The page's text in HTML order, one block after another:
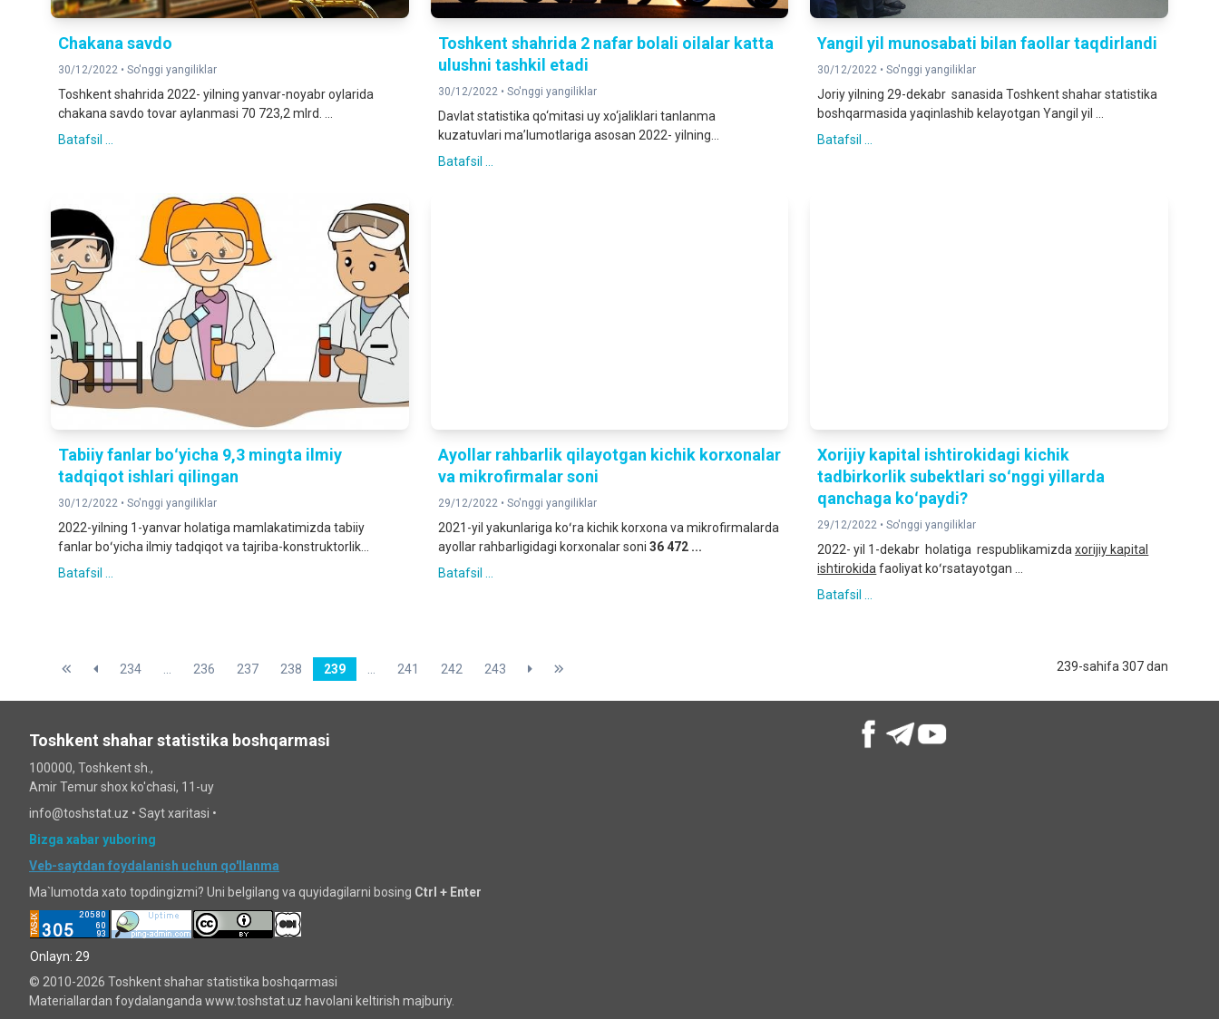
Chakana savdo
30/12/2022 • So'nggi yangiliklar
Toshkent shahrida 2022- yilning yanvar-noyabr oylarida
chakana savdo tovar aylanmasi 70 723,2 mlrd. ...
Batafsil ...
Toshkent shahrida 2 nafar bolali oilalar katta
ulushni tashkil etadi
30/12/2022 • So'nggi yangiliklar
Davlat statistika qo‘mitasi uy xo‘jaliklari tanlanma
kuzatuvlari ma’lumotlariga asosan 2022- yilning...
Batafsil ...
Yangil yil munosabati bilan faollar taqdirlandi
30/12/2022 •So'nggi yangiliklar
Joriy yilning 29-dekabr sanasida Toshkent shahar statistika
boshqarmasida yaqinlashib kelayotgan Yangil yil ...
Batafsil ...
Tabiiy fanlar boʻyicha 9,3 mingta ilmiy
tadqiqot ishlari qilingan
30/12/2022 • So'nggi yangiliklar
2022-yilning 1-yanvar holatiga mamlakatimizda tabiiy
fanlar boʻyicha ilmiy tadqiqot va tajriba-konstruktorlik...
Batafsil ...
Ayollar rahbarlik qilayotgan kichik korxonalar
va mikrofirmalar soni
29/12/2022 • So'nggi yangiliklar
2021-yil yakunlariga koʻra kichik korxona va mikrofirmalarda
ayollar rahbarligidagi korxonalar soni 36 472 ...
Batafsil ...
Xorijiy kapital ishtirokidagi kichik
tadbirkorlik subektlari soʻnggi yillarda
qanchaga koʻpaydi?
29/12/2022 •So'nggi yangiliklar
2022- yil 1-dekabr holatiga respublikamizdaxorijiy kapital
ishtirokida faoliyat koʻrsatayotgan ...
Batafsil ...
239-sahifa 307 dan
234 236 237 238 239 241 242 243
Toshkent shahar statistika boshqarmasi
100000, Toshkent sh.,
Amir Temur shox ko'chasi, 11-uy
info@toshstat.uz • Sayt xaritasi •
Bizga xabar yuboring
Veb-saytdan foydalanish uchun qo'llanma
Ma`lumotda xato topdingizmi? Uni belgilang va quyidagilarni bosing Ctrl + Enter
Onlayn: 29
© 2010-2026 Toshkent shahar statistika boshqarmasi
Materiallardan foydalanganda www.toshstat.uz havolani keltirish majburiy.